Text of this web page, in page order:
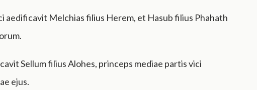
aedificavit Melchias filius Herem, et Hasub filius Phahath
Sellum filius Alohes, princeps mediae partis vici
ejus.